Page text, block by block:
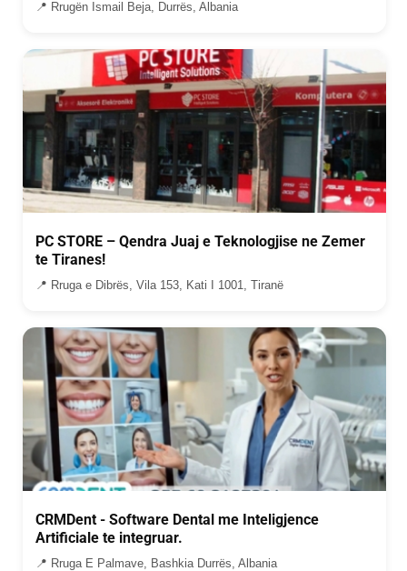
📍 Rrugën Ismail Beja, Durrës, Albania
PC STORE – Qendra Juaj e Teknologjise ne Zemer
te Tiranes!
📍 Rruga e Dibrës, Vila 153, Kati I 1001, Tiranë
CRMDent - Software Dental me Inteligjence
Artificiale te integruar.
📍 Rruga E Palmave, Bashkia Durrës, Albania